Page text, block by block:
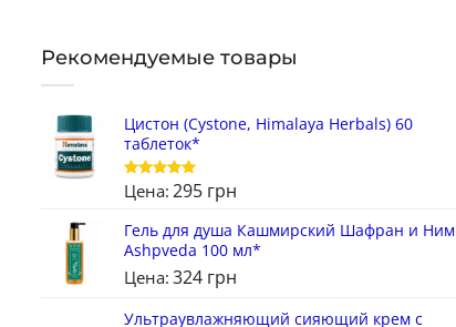
Рекомендуемые товары
Цистон (Cystone, Himalaya Herbals) 60
таблеток*
Оценка5
из 5
Цена: 295 грн
Гель для душа Кашмирский Шафран и Ним
Ashpveda 100 мл*
Цена: 324 грн
Ультраувлажняющий сияющий крем с